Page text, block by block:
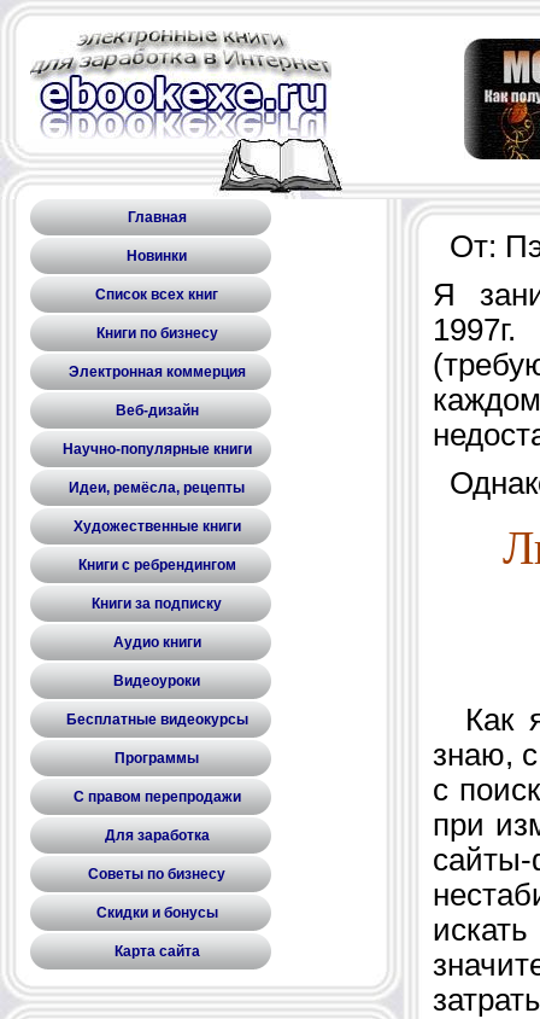
Главная
Новинки
Список всех книг
Книги по бизнесу
Электронная коммерция
Веб-дизайн
Научно-популярные книги
Идеи, ремёсла, рецепты
Художественные книги
Книги с ребрендингом
Книги за подписку
Аудио книги
Видеоуроки
Бесплатные видеокурсы
Программы
С правом перепродажи
Для заработка
Советы по бизнесу
Скидки и бонусы
Карта сайта
От:
Я
Как
знаю,
с
при